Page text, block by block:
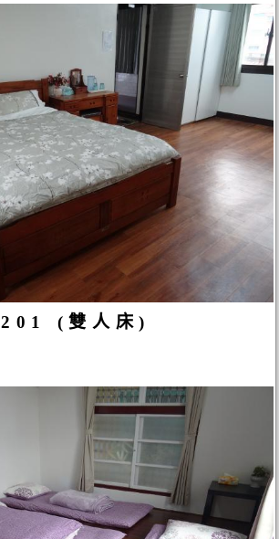
201 (雙人床)